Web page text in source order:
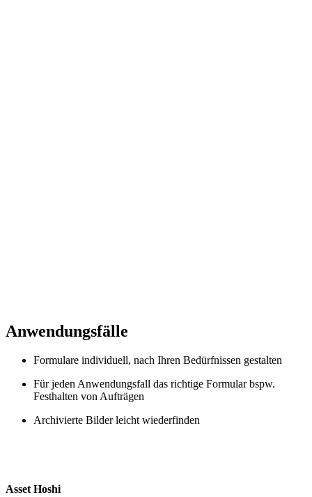
Anwendungsfälle
Formulare individuell, nach Ihren Bedürfnissen gestalten
Für jeden Anwendungsfall das richtige Formular bspw.
Festhalten von Aufträgen
Archivierte Bilder leicht wiederfinden
Asset Hoshi